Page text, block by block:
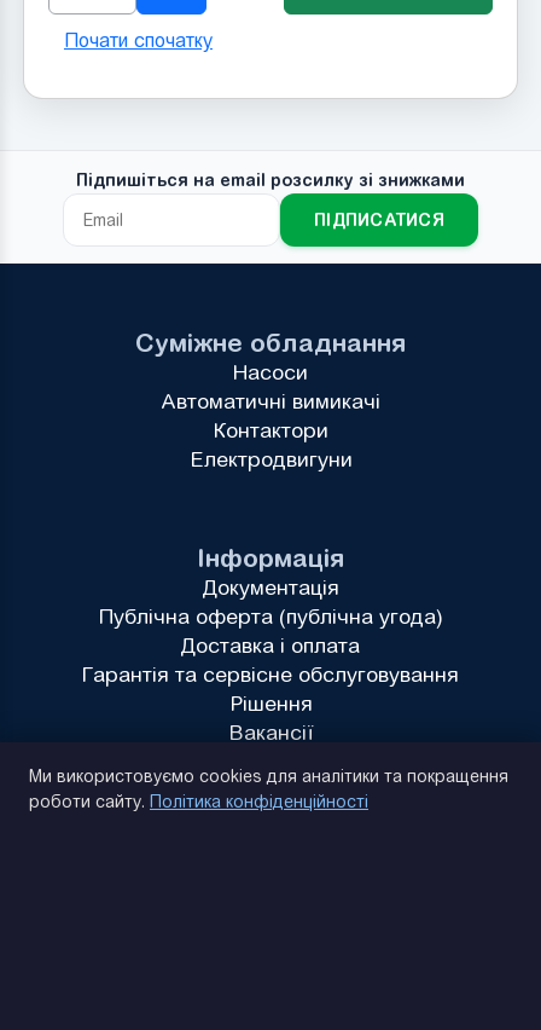
Почати спочатку
Підпишіться на email розсилку зі знижками
ПІДПИСАТИСЯ
Інформація
Документація
Публічна оферта (публічна угода)
Доставка і оплата
Гарантія та сервісне обслуговування
Рішення
Вакансії
Суміжне обладнання
Насоси
Автоматичні вимикачі
Контактори
Електродвигуни
Ми використовуємо cookies для аналітики та покращення
роботи сайту. Політика конфіденційності